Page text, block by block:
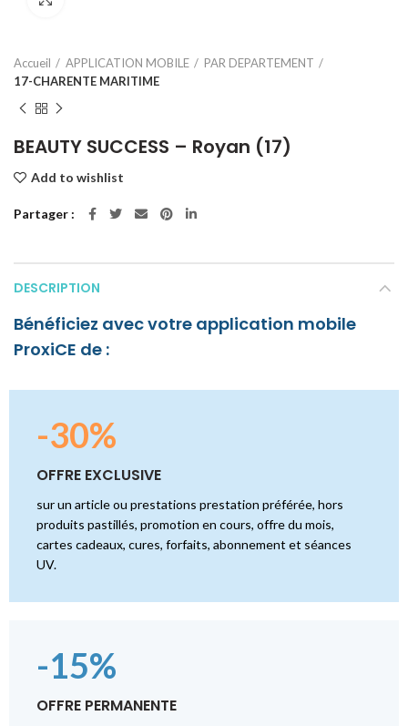
Accueil APPLICATION MOBILE
PAR DEPARTEMENT
17-CHARENTE MARITIME
BEAUTY SUCCESS – Royan (17)
Add to wishlist
Partager
DESCRIPTION
Bénéficiez avec votre application mobile
ProxiCE de :
-30%
OFFRE EXCLUSIVE
sur un article ou prestations prestation préférée, hors
produits pastillés, promotion en cours, offre du mois,
cartes cadeaux, cures, forfaits, abonnement et séances
UV.
-15%
OFFRE PERMANENTE